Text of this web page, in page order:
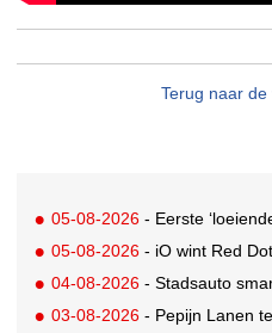
Terug naar
05-08-2026 - Eerste ‘loeiende’
05-08-2026 - iO wint Red Dot Award voor
04-08-2026 - Stadsauto smart maakt zijn rentree
03-08-2026 - Pepijn Lanen te zien in